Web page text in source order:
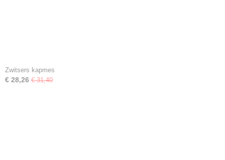
Zwitsers kapmes
€ 28,26 € 31,40